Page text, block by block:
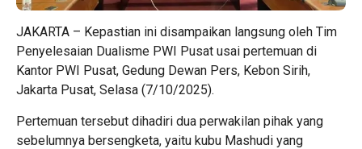
JAKARTA – Kepastian ini disampaikan langsung oleh Tim
Penyelesaian Dualisme PWI Pusat usai pertemuan di
Kantor PWI Pusat, Gedung Dewan Pers, Kebon Sirih,
Jakarta Pusat, Selasa (7/10/2025).
Pertemuan tersebut dihadiri dua perwakilan pihak yang
sebelumnya bersengketa, yaitu kubu Mashudi yang